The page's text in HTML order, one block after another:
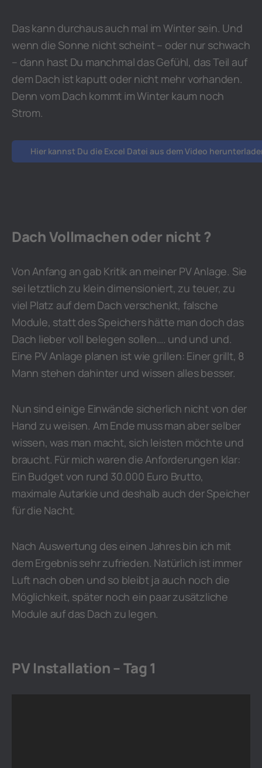
Das kann durchaus auch mal im Winter sein. Und
wenn die Sonne nicht scheint – oder nur schwach
– dann hast Du manchmal das Gefühl, das Teil auf
dem Dach ist kaputt oder nicht mehr vorhanden.
Denn vom Dach kommt im Winter kaum noch
Strom.
Hier kannst Du die Excel Datei aus dem Video
Dach Vollmachen oder nicht ?
Von Anfang an gab Kritik an meiner PV Anlage. Sie
sei letztlich zu klein dimensioniert, zu teuer, zu
viel Platz auf dem Dach verschenkt, falsche
Module, statt des Speichers hätte man doch das
Dach lieber voll belegen sollen…. und und und.
Eine PV Anlage planen ist wie grillen: Einer grillt, 8
Mann stehen dahinter und wissen alles besser.
Nun sind einige Einwände sicherlich nicht von der
Hand zu weisen. Am Ende muss man aber selber
wissen, was man macht, sich leisten möchte und
braucht. Für mich waren die Anforderungen klar:
Ein Budget von rund 30.000 Euro Brutto,
maximale Autarkie und deshalb auch der Speicher
für die Nacht.
Nach Auswertung des einen Jahres bin ich mit
dem Ergebnis sehr zufrieden. Natürlich ist immer
Luft nach oben und so bleibt ja auch noch die
Möglichkeit, später noch ein paar zusätzliche
Module auf das Dach zu legen.
PV Installation – Tag 1